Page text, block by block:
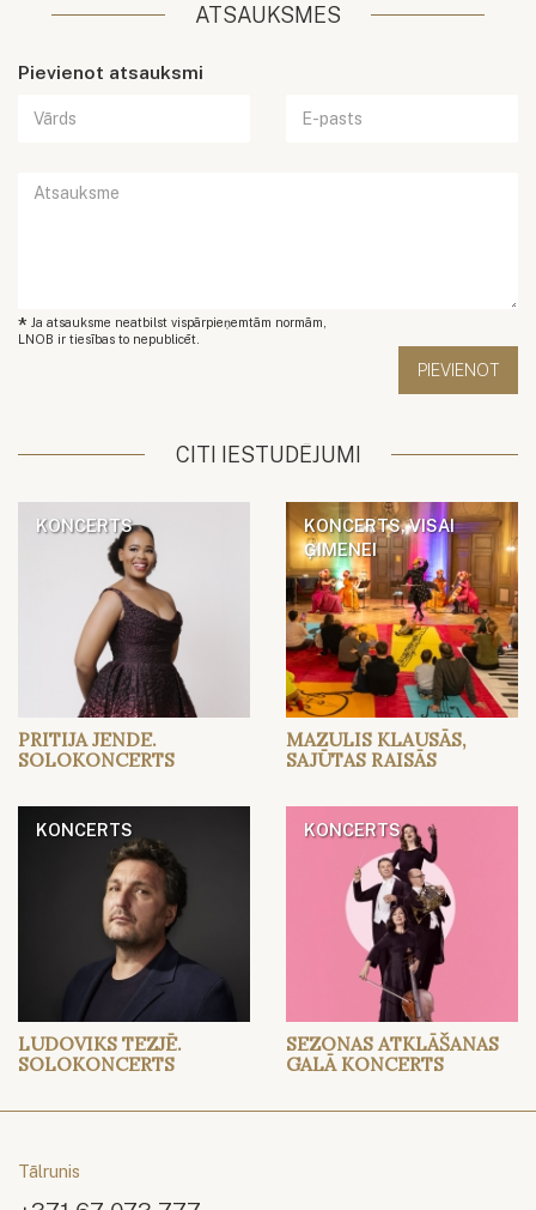
ATSAUKSMES
Pievienot atsauksmi
* Ja atsauksme neatbilst vispārpieņemtām normām,
LNOB ir tiesības to nepublicēt.
CITI IESTUDĒJUMI
KONCERTS
PRITIJA JENDE.
SOLOKONCERTS
KONCERTS, VISAI
ĢIMENEI
MAZULIS KLAUSĀS,
SAJŪTAS RAISĀS
KONCERTS
LUDOVIKS TEZJĒ.
SOLOKONCERTS
KONCERTS
SEZONAS ATKLĀŠANAS
GALĀ KONCERTS
Tālrunis